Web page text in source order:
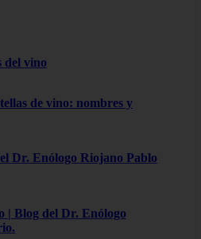
del vino
de vino: nombres y
Dr. Enólogo Riojano Pablo
| Blog del Dr. Enólogo